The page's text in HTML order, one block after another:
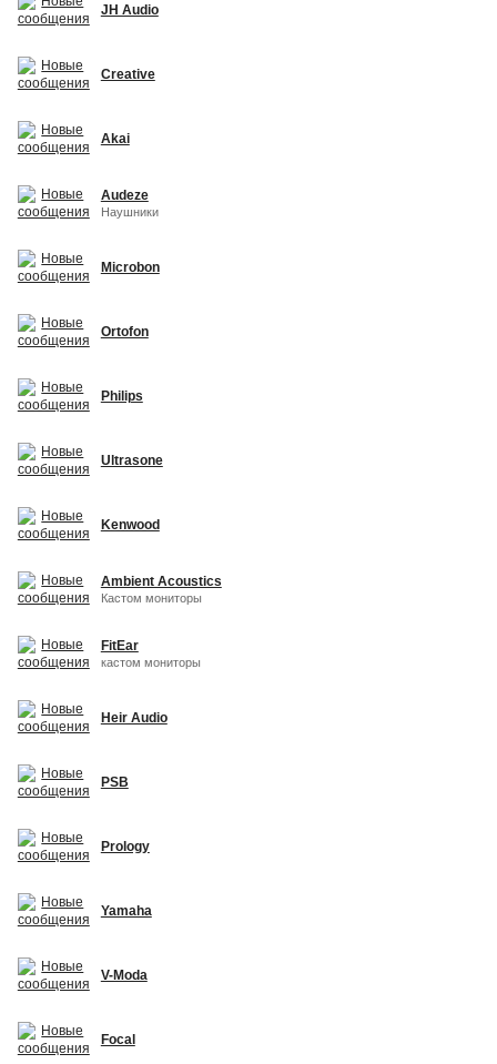
JH Audio
Creative
Akai
Audeze
Наушники
Microbon
Ortofon
Philips
Ultrasone
Kenwood
Ambient Acoustics
Кастом мониторы
FitEar
кастом мониторы
Heir Audio
PSB
Prology
Yamaha
V-Moda
Focal